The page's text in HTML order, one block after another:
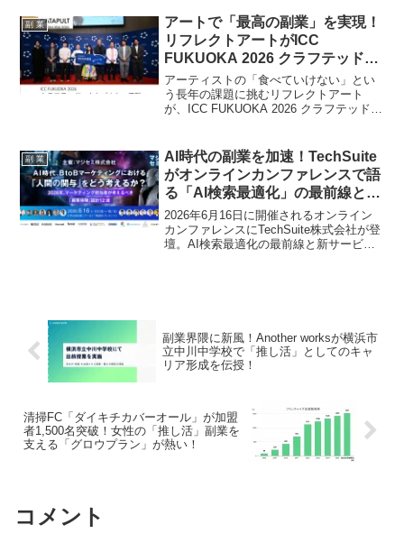
判明しました。副業を希望する層は、副
業先には「完全リモート」を強く求めて
いることも明らかになり、副業の新しい
トレンドが見えてきます。
副 業
アートで「最高の副業」を実現！
リフレクトアートがICC
FUKUOKA 2026 クラフテッド・
カタパルトで堂々優勝！
アーティストの「食べていけない」とい
う長年の課題に挑むリフレクトアート
が、ICC FUKUOKA 2026 クラフテッド・
アート」を通じて、クリエイターに安定
した「最高の副業」を提供し、アートを
日常に届けるその取り組みは、副業を考
える多くの人々に希望をもたらすでしょ
う。
副 業
AI時代の副業を加速！TechSuite
がオンラインカンファレンスで語
る「AI検索最適化」の最前線と新
サービス「AI検索パートナーズ」
が副業ファンに与える衝撃
2026年6月16日に開催されるオンライン
カンファレンスにTechSuite株式会社が登
壇。AI検索最適化の最前線と新サービス
副業界隈に新風！Another worksが横浜市
立中川中学校で「推し活」としてのキャ
リア形成を伝授！
清掃FC「ダイキチカバーオール」が加盟
者1,500名突破！女性の「推し活」副業を
支える「グロウプラン」が熱い！
コメント